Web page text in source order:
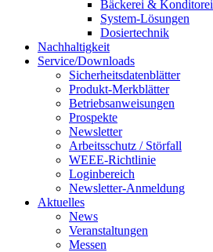
Bäckerei & Konditorei
System-Lösungen
Dosiertechnik
Nachhaltigkeit
Service/Downloads
Sicherheitsdatenblätter
Produkt-Merkblätter
Betriebsanweisungen
Prospekte
Newsletter
Arbeitsschutz / Störfall
WEEE-Richtlinie
Loginbereich
Newsletter-Anmeldung
Aktuelles
News
Veranstaltungen
Messen